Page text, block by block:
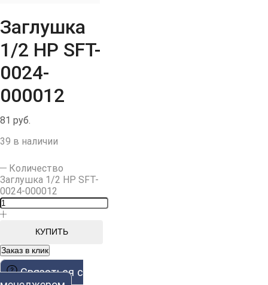
Заглушка
1/2 НР SFT-
0024-
000012
81 руб.
39 в наличии
Количество
Заглушка 1/2 НР SFT-
0024-000012
КУПИТЬ
Заказ в клик
Cвязаться с